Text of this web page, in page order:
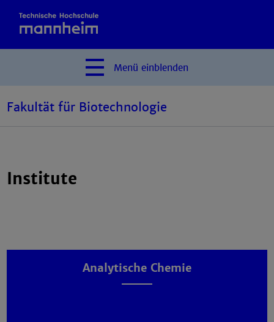
Menü einblenden
Fakultät für Biotechnologie
Institute
Analytische Chemie